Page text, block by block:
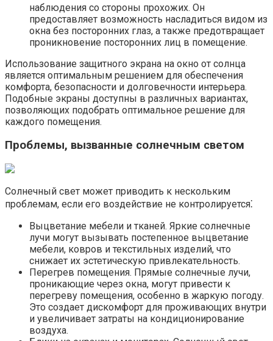
наблюдения со стороны прохожих.​ Он
предоставляет возможность насладиться видом из
окна без посторонних глаз, а также предотвращает
проникновение посторонних лиц в помещение.
Использование защитного экрана на окно от солнца
является оптимальным решением для обеспечения
комфорта, безопасности и долговечности интерьера.
Подобные экраны доступны в различных вариантах,
позволяющих подобрать оптимальное решение для
каждого помещения.​
Проблемы, вызванные солнечным светом
Солнечный свет может приводить к нескольким
проблемам, если его воздействие не контролируется⁚
Выцветание мебели и тканей.​ Яркие солнечные
лучи могут вызывать постепенное выцветание
мебели, ковров и текстильных изделий, что
снижает их эстетическую привлекательность.
Перегрев помещения.​ Прямые солнечные лучи,
проникающие через окна, могут привести к
перегреву помещения, особенно в жаркую погоду.​
Это создает дискомфорт для проживающих внутри
и увеличивает затраты на кондиционирование
воздуха.​